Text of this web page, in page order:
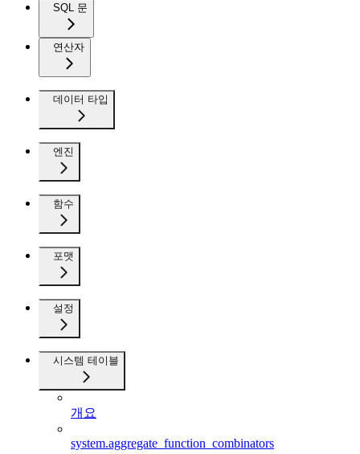
SQL 문
연산자
데이터 타입
엔진
함수
포맷
설정
시스템 테이블
개요
system.aggregate_function_combinators